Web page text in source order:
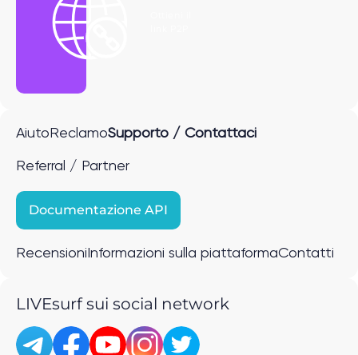
Aiuto ReclamoSupporto / Contattaci
Referral / Partner
Documentazione API
Recensioni Informazioni sulla piattaformaContatti
LIVEsurf sui social network